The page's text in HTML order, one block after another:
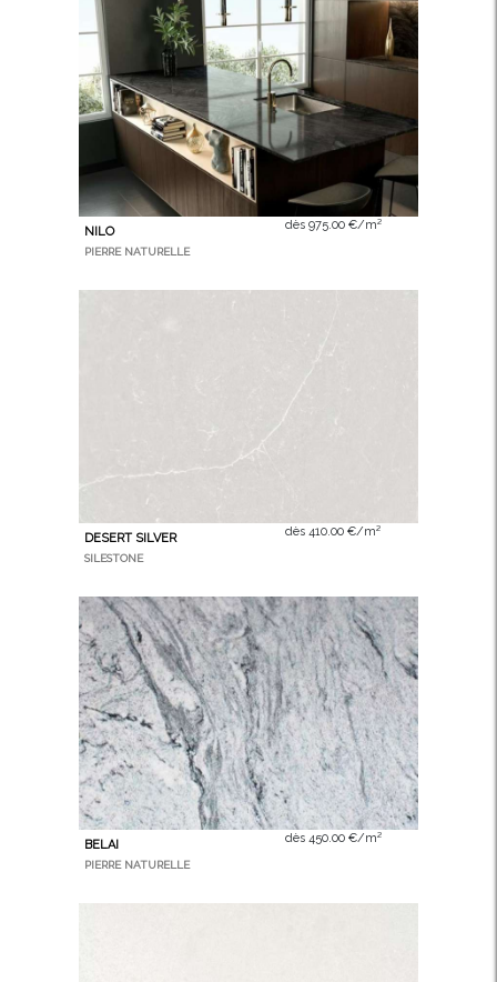
NILO
PIERRE NATURELLE
dès 975.00 €/m²
DESERT SILVER
SILESTONE
dès 410.00 €/m²
BELAI
PIERRE NATURELLE
dès 450.00 €/m²